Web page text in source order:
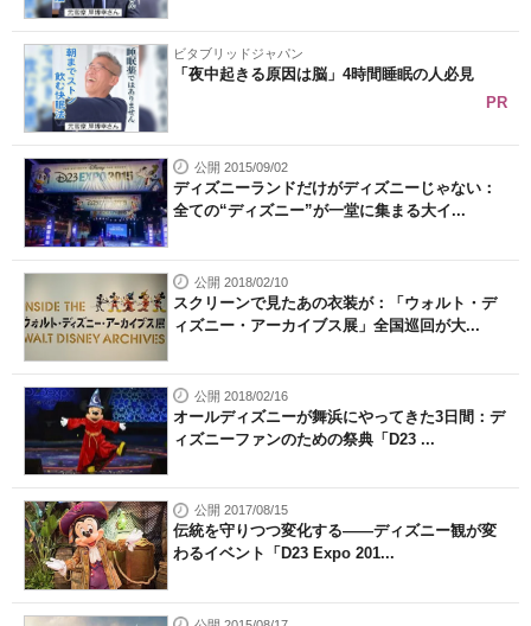
ビタブリッドジャパン
「夜中起きる原因は脳」4時間睡眠の人必見
PR
公開 2015/09/02
ディズニーランドだけがディズニーじゃない：
全ての“ディズニー”が一堂に集まる大イ...
公開 2018/02/10
スクリーンで見たあの衣装が：「ウォルト・デ
ィズニー・アーカイブス展」全国巡回が大...
公開 2018/02/16
オールディズニーが舞浜にやってきた3日間：デ
ィズニーファンのための祭典「D23 ...
公開 2017/08/15
伝統を守りつつ変化する――ディズニー観が変
わるイベント「D23 Expo 201...